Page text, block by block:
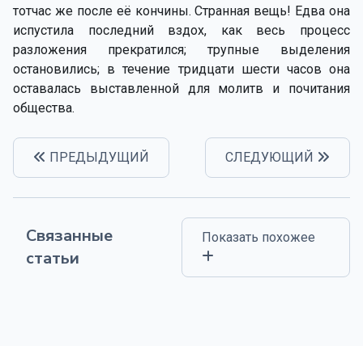
тотчас же после её кончины. Странная вещь! Едва она
испустила последний вздох, как весь процесс
разложения прекратился; трупные выделения
остановились; в течение тридцати шести часов она
оставалась выставленной для молитв и почитания
общества.
ПРЕДЫДУЩИЙ СЛЕДУЮЩИЙ
Связанные
статьи
Показать похожее